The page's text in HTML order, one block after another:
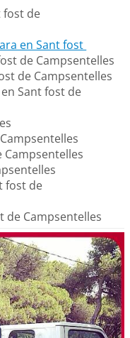
fost de
en Sant fost
de Campsentelles
de Campsentelles
Sant fost de
Campsentelles
fost de
de Campsentelles